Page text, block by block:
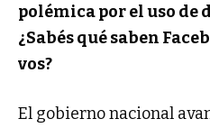
polémica por el uso de
¿Sabés qué saben
vos?
El gobierno nacional